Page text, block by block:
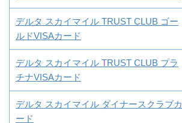
デルタ スカイマイル TRUST CLUB ゴー
ルドVISAカード
デルタ スカイマイル TRUST CLUB プラ
チナVISAカード
デルタ スカイマイル ダイナースクラブカ
ード